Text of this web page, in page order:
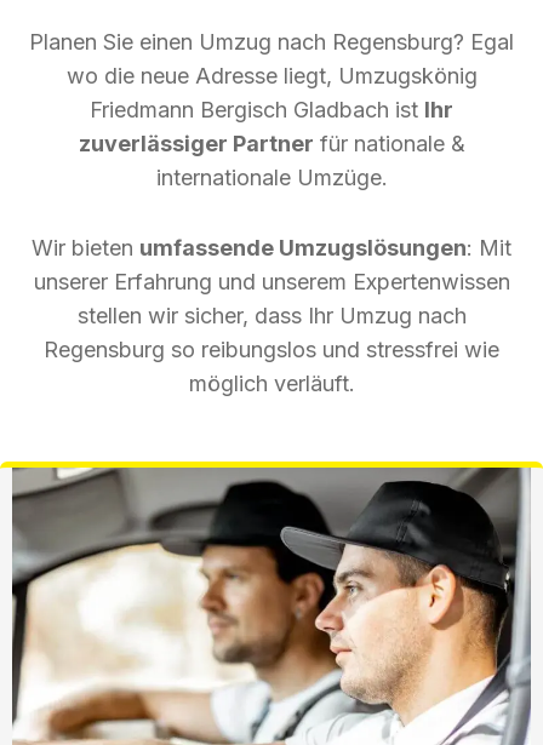
Planen Sie einen Umzug nach Regensburg? Egal
wo die neue Adresse liegt, Umzugskönig
Friedmann Bergisch Gladbach ist Ihr
zuverlässiger Partner für nationale &
internationale Umzüge.
Wir bieten umfassende Umzugslösungen: Mit
unserer Erfahrung und unserem Expertenwissen
stellen wir sicher, dass Ihr Umzug nach
Regensburg so reibungslos und stressfrei wie
möglich verläuft.